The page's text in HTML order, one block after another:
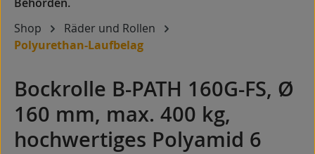
Shop
Räder und Rollen
Polyurethan-Laufbelag
Bockrolle B-PATH 160G-FS, Ø
160 mm, max. 400 kg,
hochwertiges Polyamid 6